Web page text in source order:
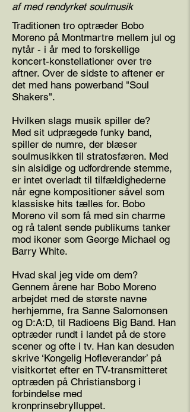
af med rendyrket soulmusik
Traditionen tro optræder Bobo
Moreno på Montmartre mellem jul og
nytår - i år med to forskellige
koncert-konstellationer over tre
aftner. Over de sidste to aftener er
det med hans powerband "Soul
Shakers".
Hvilken slags musik spiller de?
Med sit udprægede funky band,
spiller de numre, der blæser
soulmusikken til stratosfæren. Med
sin alsidige og udfordrende stemme,
er intet overladt til tilfældighederne
når egne kompositioner såvel som
klassiske hits tælles for. Bobo
Moreno vil som få med sin charme
og rå talent sende publikums tanker
mod ikoner som George Michael og
Barry White.
Hvad skal jeg vide om dem?
Gennem årene har Bobo Moreno
arbejdet med de største navne
herhjemme, fra Sanne Salomonsen
og D:A:D, til Radioens Big Band. Han
optræder rundt i landet på de store
scener og ofte i tv. Han kan desuden
skrive ‘Kongelig Hofleverandør’ på
visitkortet efter en TV-transmitteret
optræden på Christiansborg i
forbindelse med
kronprinsebrylluppet.